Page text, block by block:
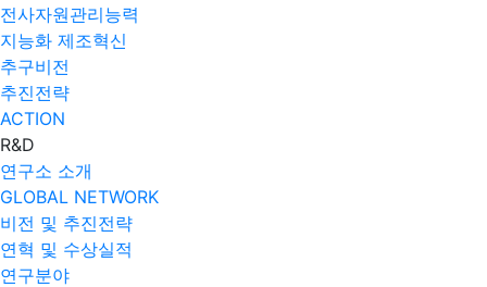
전사자원관리능력
지능화 제조혁신
추구비전
추진전략
ACTION
R&D
연구소 소개
GLOBAL NETWORK
비전 및 추진전략
연혁 및 수상실적
연구분야